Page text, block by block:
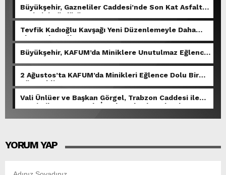
Büyükşehir, Gazneliler Caddesi’nde Son Kat Asfalt
Serimini Sürdürüyor.
Tevfik Kadıoğlu Kavşağı Yeni Düzenlemeyle Daha
Akıcı Hale Geliyor.
Büyükşehir, KAFUM’da Miniklere Unutulmaz Eğlence
2 Ağustos’ta KAFUM’da Minikleri Eğlence Dolu Bir
Gün Bekliyor.
Vali Ünlüer ve Başkan Görgel, Trabzon Caddesi ile
Demirciler Çarşısı’nda İncelemelerde Bulundu.
YORUM YAP